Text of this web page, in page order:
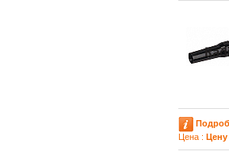
Цена : Цену